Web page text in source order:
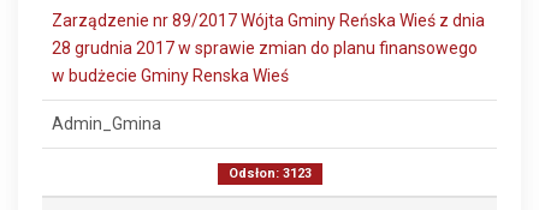
Zarządzenie nr 89/2017 Wójta Gminy Reńska Wieś z dnia
28 grudnia 2017 w sprawie zmian do planu finansowego
w budżecie Gminy Renska Wieś
Admin_Gmina
Odsłon: 3123